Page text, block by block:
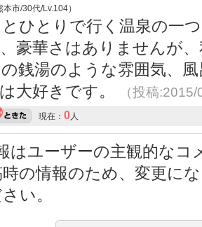
市/30代/Lv.104）
ひとりで行く温泉の一
豪華さはありませんが
銭湯のような雰囲気、
大好きです。
（投稿
現在： 0 人
はユーザーの主観的なコ
の情報のため、変更に
い。